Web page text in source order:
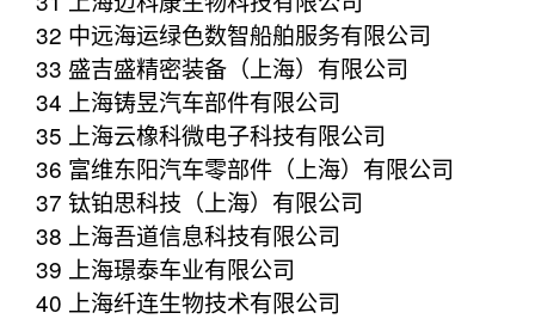
32 中远海运绿色数智船舶服务有限公司
33 盛吉盛精密装备（上海）有限公司
34 上海铸昱汽车部件有限公司
35 上海云橡科微电子科技有限公司
36 富维东阳汽车零部件（上海）有限公司
37 钛铂思科技（上海）有限公司
38 上海吾道信息科技有限公司
39 上海璟泰车业有限公司
40 上海纤连生物技术有限公司